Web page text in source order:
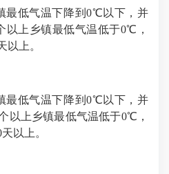
低气温下降到0℃以下，并
以上乡镇最低气温低于0℃，
以上。
低气温下降到0℃以下，并
以上乡镇最低气温低于0℃，
以上。